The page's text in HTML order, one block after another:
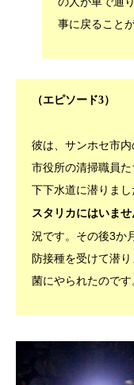
事に戻ること
（エピソード3）
彼は、サンホセ市内
市役所の清掃職員
下下水道に潜りまし
スタリカにはいませ
況です。その後3か
防接種を受けて潜
菌にやられたのです